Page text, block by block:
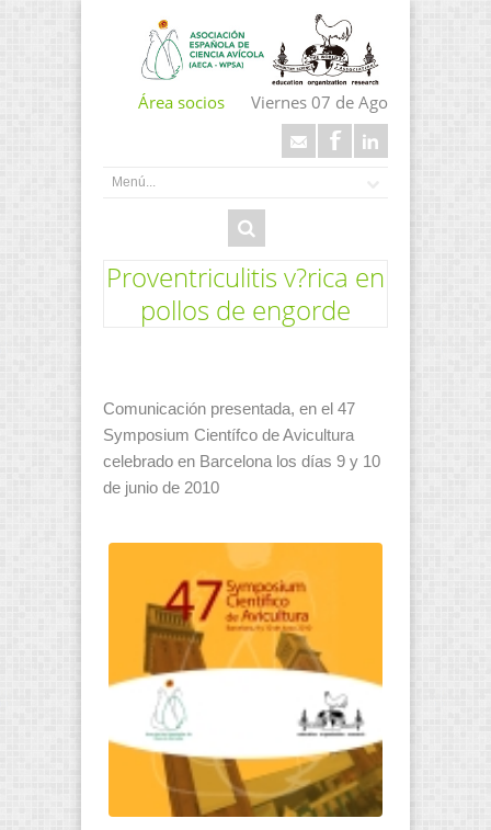
Área socios Viernes 07 de Ago
Proventriculitis v?rica en
pollos de engorde
Comunicación presentada, en el 47
Symposium Científco de Avicultura
celebrado en Barcelona los días 9 y 10
de junio de 2010